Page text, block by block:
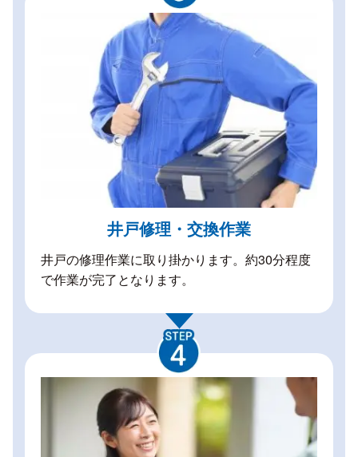
井戸修理・交換作業
井戸の修理作業に取り掛かります。約30分程度
で作業が完了となります。